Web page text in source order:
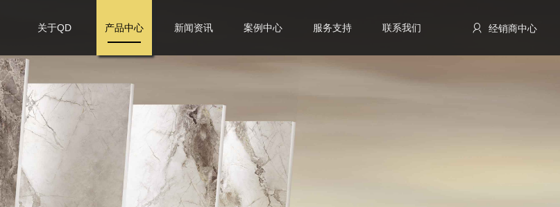
关于QD 产品中心 新闻资讯 案例中心 服务支持 联系我们 经销商中心